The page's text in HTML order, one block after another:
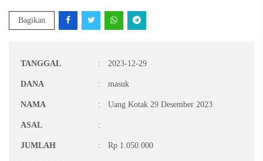
Bagikan
TANGGAL : 2023-12-29
DANA : masuk
NAMA : Uang Kotak 29 Desember 2023
ASAL :
JUMLAH : Rp 1.050.000